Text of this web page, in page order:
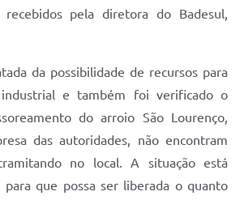
pela diretora do Badesul,
da possibilidade de recursos para
e também foi verificado o
do arroio São Lourenço,
das autoridades, não encontram
no local. A situação está
para que possa ser liberada o quanto